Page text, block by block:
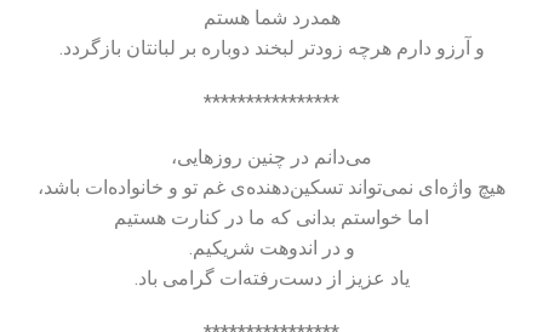
همدرد شما هستم
و آرزو دارم هرچه زودتر لبخند دوباره بر لبانتان بازگردد.
****************
می‌دانم در چنین روزهایی،
هیچ واژه‌ای نمی‌تواند تسکین‌دهنده‌ی غم تو و خانواده‌ات باشد،
اما خواستم بدانی که ما در کنارت هستیم
و در اندوهت شریکیم.
یاد عزیز از دست‌رفته‌ات گرامی باد.